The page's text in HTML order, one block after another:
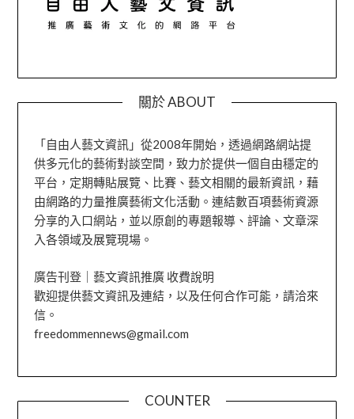
關於 ABOUT
「自由人藝文資訊」從2008年開始，透過網路網站提
供多元化的藝術對談空間，致力於提供一個自由穩定的
平台，定期轉貼展覽、比賽、藝文相關的最新資訊，藉
由網路的力量推廣藝術文化活動。連結數百項藝術資源
分享的入口網站，並以原創的專題報導、評論、文章深
入各領域及展覽現場。
廣告刊登｜藝文資訊推廣 收費說明
歡迎提供藝文資訊及連結，以及任何合作可能，請洽來
信。
freedommennews@gmail.com
COUNTER